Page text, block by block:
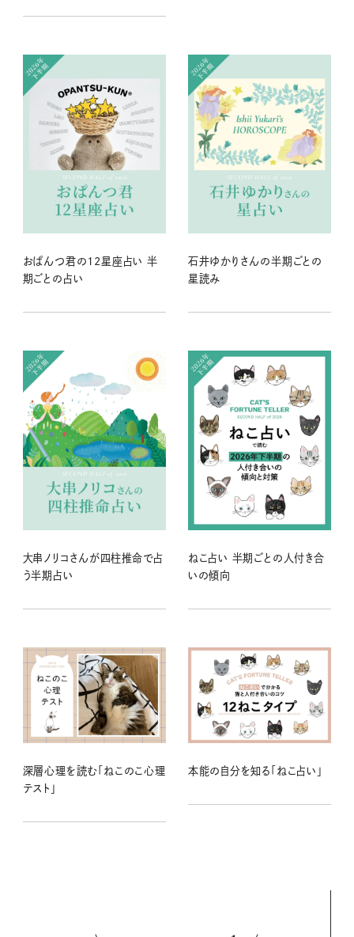
おぱんつ君の12星座占い 半
期ごとの占い
石井ゆかりさんの半期ごとの
星読み
大串ノリコさんが四柱推命で占
う半期占い
ねこ占い 半期ごとの人付き合
いの傾向
深層心理を読む「ねこのこ心理
テスト」
本能の自分を知る「ねこ占い」